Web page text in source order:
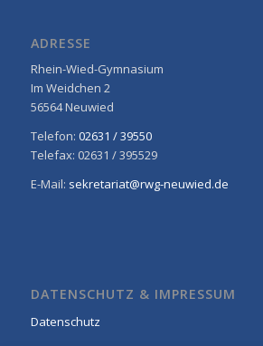
ADRESSE
Rhein-Wied-Gymnasium
Im Weidchen 2
56564 Neuwied
Telefon: 02631 / 39550
Telefax: 02631 / 395529
E-Mail: sekretariat@rwg-neuwied.de
DATENSCHUTZ & IMPRESSUM
Datenschutz